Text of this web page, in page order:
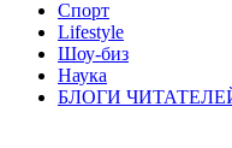
Спорт
Lifestyle
Шоу-биз
Наука
БЛОГИ